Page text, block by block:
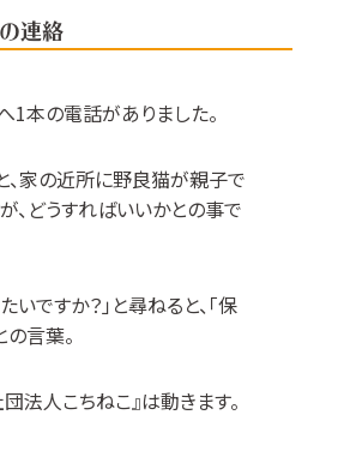
連絡
1本の電話がありました。
、家の近所に野良猫が親子で
、どうすればいいかとの事で
いですか？」と尋ねると、「保
の言葉。
法人こちねこ』は動きます。